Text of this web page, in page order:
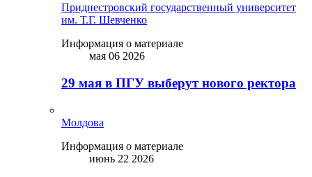
Приднестровский государственный университет
им. Т.Г. Шевченко
Информация о материале
мая 06 2026
29 мая в ПГУ выберут нового ректора
Молдова
Информация о материале
июнь 22 2026